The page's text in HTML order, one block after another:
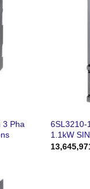
3 Pha
6SL3210-
1.1kW